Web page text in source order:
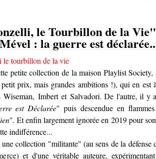
le Tourbillon de la Vie"
: la guerre est
petite collection de la maison Playlist Society,
prix, mais grandes ambitions !), qui en est
Wiseman, Imbertet Salvadori. De l'autre, il y a
est Déclarée" puis descendue en
". Et enfin largement ignorée en 2019 pour
indifférence...
collection "militante" (au sens de la défense
et d'une véritable auteure,